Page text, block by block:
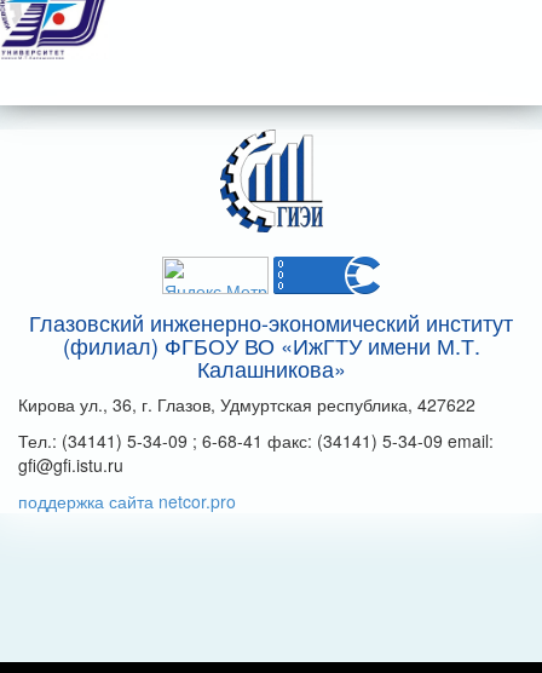
Глазовский инженерно-экономический институт
(филиал) ФГБОУ ВО «ИжГТУ имени М.Т.
Калашникова»
Кирова ул., 36, г. Глазов, Удмуртская республика, 427622
Тел.: (34141) 5-34-09 ; 6-68-41 факс: (34141) 5-34-09 email:
gfi@gfi.istu.ru
поддержка сайта netcor.pro